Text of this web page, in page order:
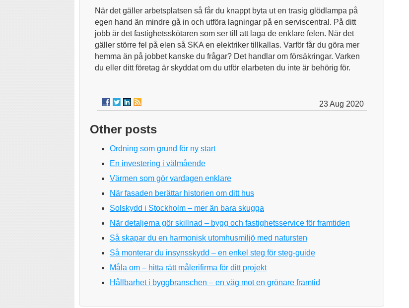
När det gäller arbetsplatsen så får du knappt byta ut en trasig glödlampa på
egen hand än mindre gå in och utföra lagningar på en serviscentral. På ditt
jobb är det fastighetsskötaren som ser till att laga de enklare felen. När det
gäller större fel på elen så SKA en elektriker tillkallas. Varför får du göra mer
hemma än på jobbet kanske du frågar? Det handlar om försäkringar. Varken
du eller ditt företag är skyddat om du utför elarbeten du inte är behörig för.
23 Aug 2020
Other posts
Ordning som grund för ny start
En investering i välmående
Värmen som gör vardagen enklare
När fasaden berättar historien om ditt hus
Solskydd i Stockholm – mer än bara skugga
När detaljerna gör skillnad – bygg och fastighetsservice för framtiden
Så skapar du en harmonisk utomhusmiljö med natursten
Så monterar du insynsskydd – en enkel steg för steg-guide
Måla om – hitta rätt målerifirma för ditt projekt
Hållbarhet i byggbranschen – en väg mot en grönare framtid